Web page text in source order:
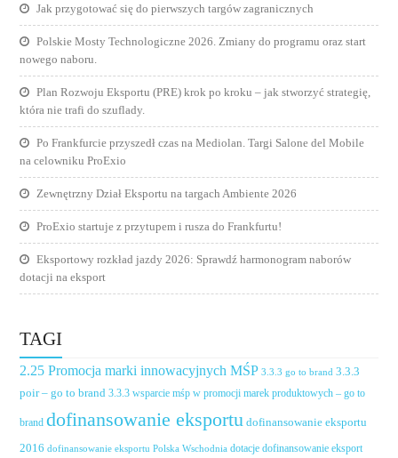
Jak przygotować się do pierwszych targów zagranicznych
Polskie Mosty Technologiczne 2026. Zmiany do programu oraz start
nowego naboru.
Plan Rozwoju Eksportu (PRE) krok po kroku – jak stworzyć strategię,
która nie trafi do szuflady.
Po Frankfurcie przyszedł czas na Mediolan. Targi Salone del Mobile
na celowniku ProExio
Zewnętrzny Dział Eksportu na targach Ambiente 2026
ProExio startuje z przytupem i rusza do Frankfurtu!
Eksportowy rozkład jazdy 2026: Sprawdź harmonogram naborów
dotacji na eksport
TAGI
2.25 Promocja marki innowacyjnych MŚP 3.3.3 go to brand 3.3.3
poir – go to brand 3.3.3 wsparcie mśp w promocji marek produktowych – go to
brand dofinansowanie eksportu dofinansowanie eksportu
2016 dofinansowanie eksportu Polska Wschodnia dotacje dofinansowanie eksport